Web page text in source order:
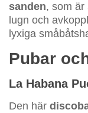
sanden, som är
lugn och
lyxiga
Pubar
La Habana
Den här